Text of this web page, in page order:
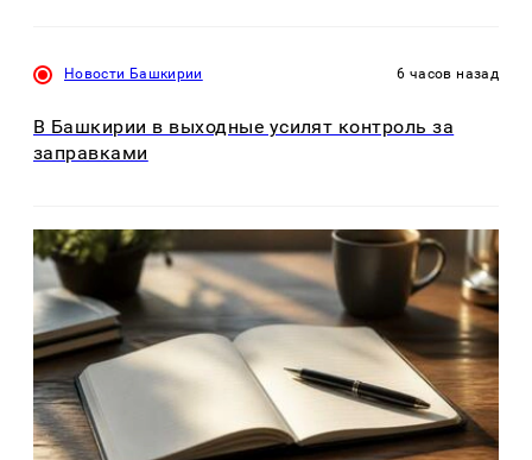
Новости Башкирии 6 часов назад
В Башкирии в выходные усилят контроль за
заправками